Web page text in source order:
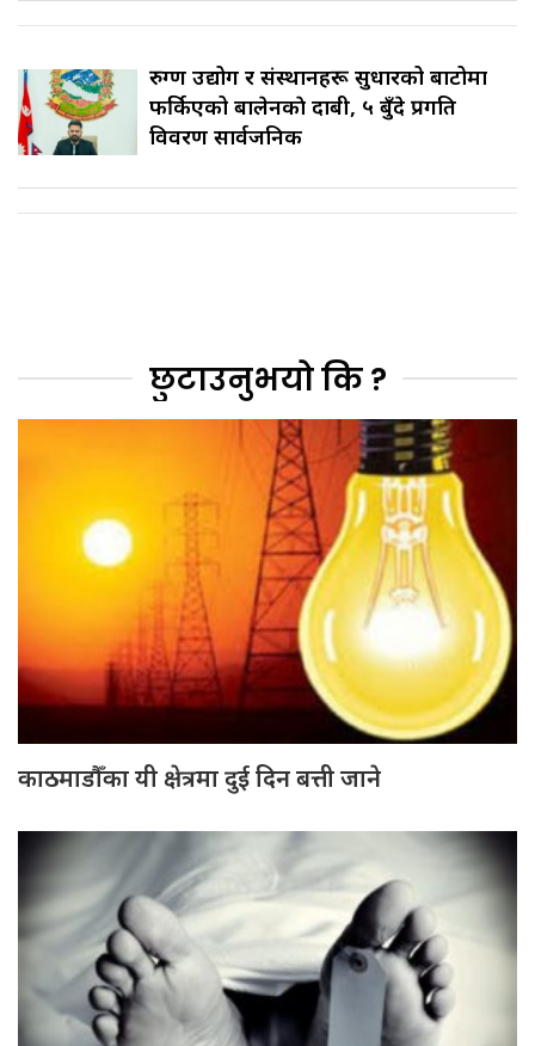
रुग्ण उद्योग र संस्थानहरू सुधारको बाटोमा
फर्किएको बालेनकाे दाबी, ५ बुँदे प्रगति
विवरण सार्वजनिक
छुटाउनुभयो कि ?
काठमाडौँका यी क्षेत्रमा दुई दिन बत्ती जाने